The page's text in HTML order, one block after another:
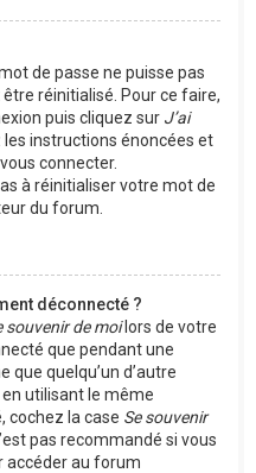
de passe ne puisse pas
réinitialisé. Pour ce faire,
puis cliquez sur J’ai
les instructions énoncées et
connecter.
à réinitialiser votre mot de
du forum.
déconnecté ?
souvenir de moilors de votre
que pendant une
que quelqu’un d’autre
utilisant le même
cochez la case Se souvenir
pas recommandé si vous
accéder au forum